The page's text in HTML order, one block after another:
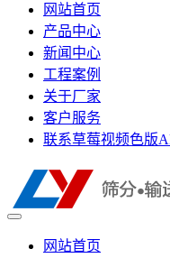
网站首页
产品中心
新闻中心
工程案例
关于厂家
客户服务
联系草莓视频色版
网站首页